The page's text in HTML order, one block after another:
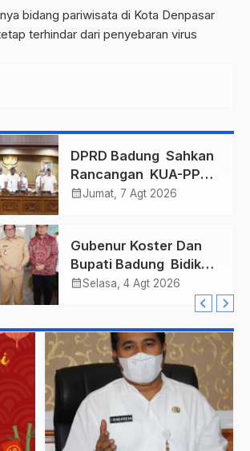
bidang pariwisata di Kota Denpasar
terhindar dari penyebaran virus
DPRD Badung Sahkan
Rancangan KUA-PPAS
2027, Anggaran
calendar_monthJumat, 7 Agt 2026
Gubenur Koster Dan
Bupati Badung Bidik
Obligasi Daerah :
calendar_monthSelasa, 4 Agt 2026